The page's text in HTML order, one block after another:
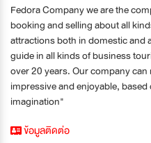
Fedora Company we are the
booking and selling about all
attractions both in domestic and
guide in all kinds of business
over 20 years. Our company
impressive and enjoyable,
imagination"
ข้อมูลติดต่อ